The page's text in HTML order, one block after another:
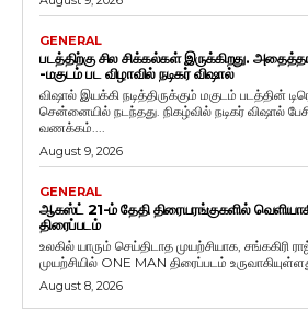
GENERAL
படத்திற்கு சில சிக்கல்கள் இருக்கிறது.
-மகுடம் பட விழாவில் நடிகர் விஷால்
விஷால் இயக்கி நடித்திருக்கும் மகுடம் படத்தின்
சென்னையில் நடந்தது. நிகழ்வில் நடிகர் விஷால் பேசியதாவது, "அனைவருக்கும்
வணக்கம்....
August 9, 2026
GENERAL
ஆகஸ்ட் 21-ம் தேதி திரையரங்குகளில்
திரைப்படம்
உலகில் யாரும் செய்திடாத முயற்சியாக, சங்ககிரி
முயற்சியில் ONE MAN திரைப்படம்
August 8, 2026